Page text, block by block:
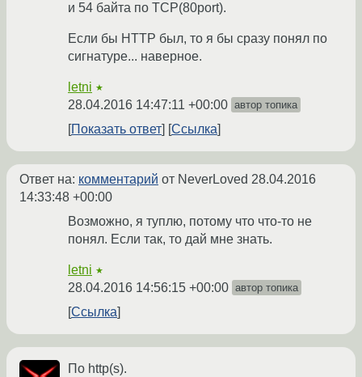
и 54 байта по TCP(80port).
Если бы HTTP был, то я бы сразу понял по
сигнатуре... наверное.
letni ★
28.04.2016 14:47:11 +00:00 автор топика
Показать ответ Ссылка
Ответ на: комментарий от NeverLoved 28.04.2016
14:33:48 +00:00
Возможно, я туплю, потому что что-то не
понял. Если так, то дай мне знать.
letni ★
28.04.2016 14:56:15 +00:00 автор топика
Ссылка
По http(s).